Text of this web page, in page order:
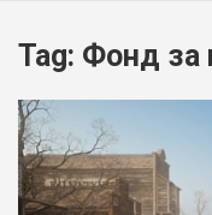
Tag: Фонд за